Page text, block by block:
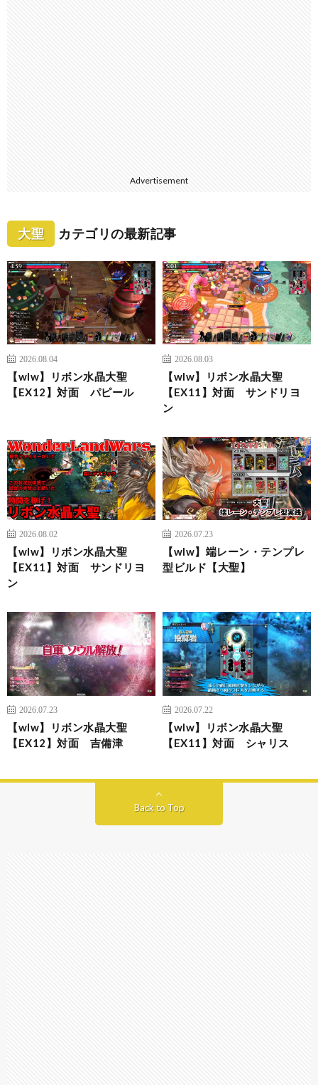
Advertisement
大聖 カテゴリの最新記事
2026.08.04
【wlw】リボン水晶大聖
【EX12】対面 パピール
2026.08.03
【wlw】リボン水晶大聖
【EX11】対面 サンドリヨ
ン
2026.08.02
【wlw】リボン水晶大聖
【EX11】対面 サンドリヨ
ン
2026.07.23
【wlw】端レーン・テンプレ
型ビルド【大聖】
2026.07.23
【wlw】リボン水晶大聖
【EX12】対面 吉備津
2026.07.22
【wlw】リボン水晶大聖
【EX11】対面 シャリス
Back to Top